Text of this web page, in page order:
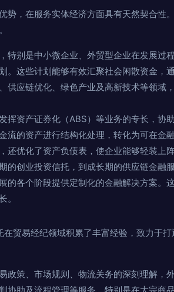
势，在服务实体经济方面具有天然契合性
特别是中小微企业、外贸型企业在发展过
。这些计划能够有效汇聚社会闲散资金，
供应链优化、绿色产业及高新技术等领域
挥资产证券化（ABS）等业务的专长，协
的资产进行结构化处理，转化为可在金
优化了资产负债表，使企业能够轻装上
的创业投资信托，到成长期的供应链金融
的各个阶段提供定制化的金融解决方案。
。
贸易经纪领域积累了丰富经验，致力于
政策、市场规则、物流关务的深刻理解，